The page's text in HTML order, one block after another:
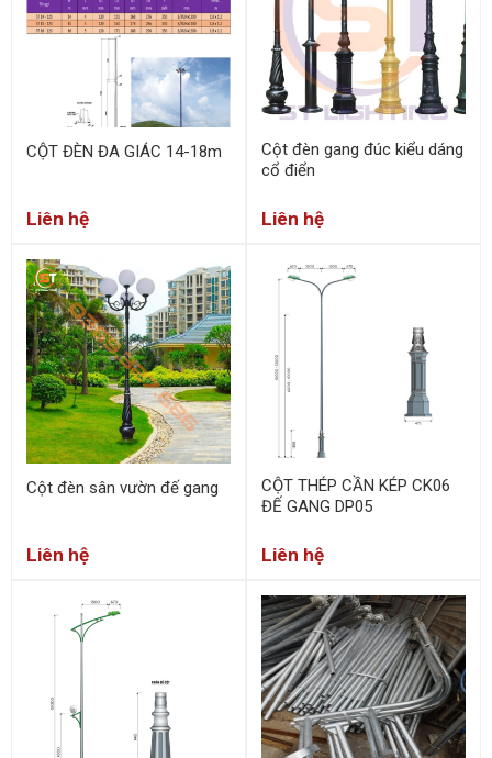
CỘT ĐÈN ĐA GIÁC 14-18m
Liên hệ
Cột đèn gang đúc kiểu dáng
cổ điển
Liên hệ
Cột đèn sân vườn đế gang
Liên hệ
CỘT THÉP CẦN KÉP CK06
ĐẾ GANG DP05
Liên hệ